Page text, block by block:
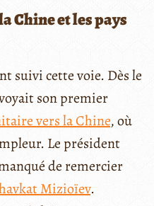
Chine et les pays
suivi cette voie. Dès le
son premier
vers la Chine, où
Le président
manqué de remercier
Mizioïev.